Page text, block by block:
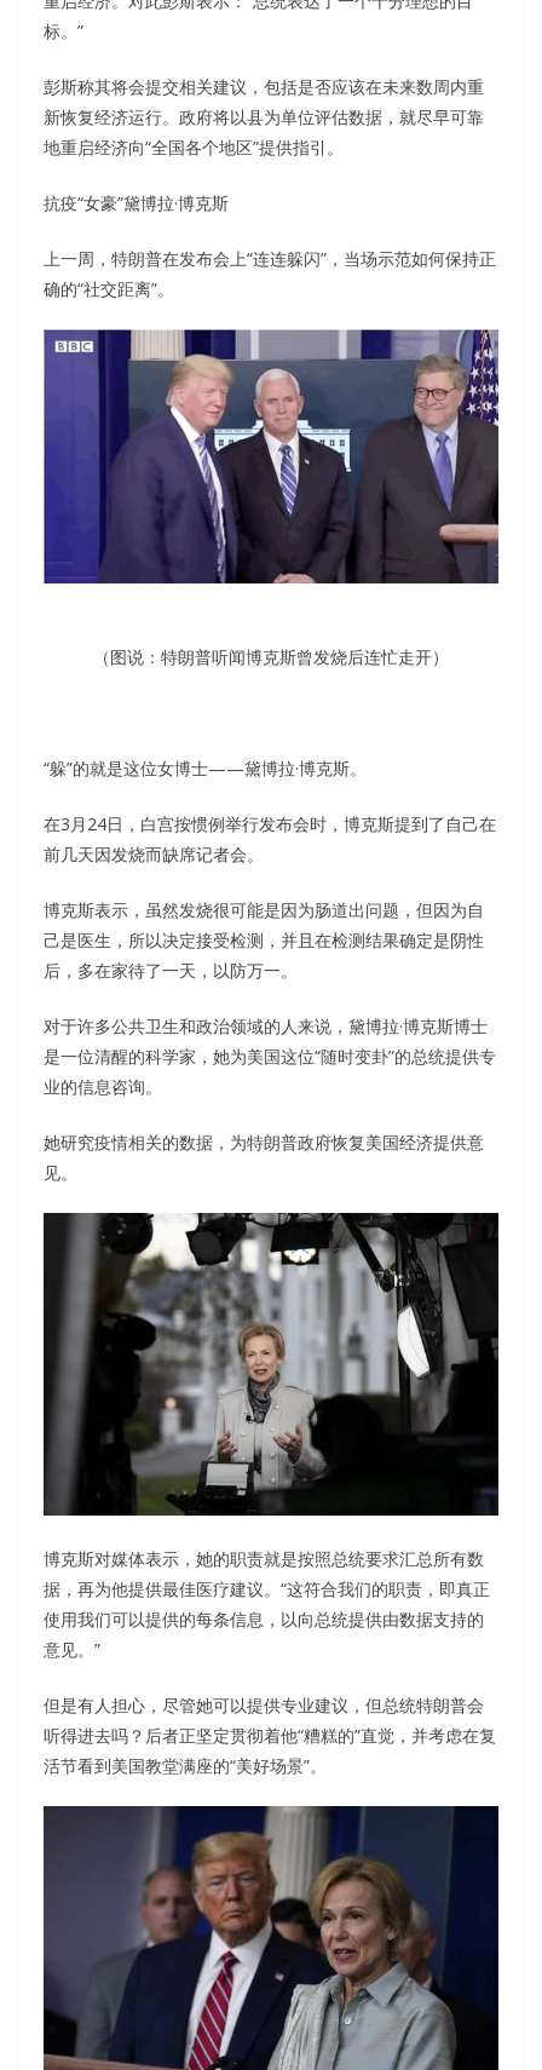
标。”
彭斯称其将会提交相关建议，包括是否应该在未来数周内重
新恢复经济运行。政府将以县为单位评估数据，就尽早可靠
地重启经济向“全国各个地区”提供指引。
抗疫“女豪”黛博拉·博克斯
上一周，特朗普在发布会上“连连躲闪”，当场示范如何保持正
确的“社交距离”。
（图说：特朗普听闻博克斯曾发烧后连忙走开）
“躲”的就是这位女博士——黛博拉·博克斯。
在3月24日，白宫按惯例举行发布会时，博克斯提到了自己在
前几天因发烧而缺席记者会。
博克斯表示，虽然发烧很可能是因为肠道出问题，但因为自
己是医生，所以决定接受检测，并且在检测结果确定是阴性
后，多在家待了一天，以防万一。
对于许多公共卫生和政治领域的人来说，黛博拉·博克斯博士
是一位清醒的科学家，她为美国这位“随时变卦”的总统提供专
业的信息咨询。
她研究疫情相关的数据，为特朗普政府恢复美国经济提供意
见。
博克斯对媒体表示，她的职责就是按照总统要求汇总所有数
据，再为他提供最佳医疗建议。“这符合我们的职责，即真正
使用我们可以提供的每条信息，以向总统提供由数据支持的
意见。”
但是有人担心，尽管她可以提供专业建议，但总统特朗普会
听得进去吗？后者正坚定贯彻着他“糟糕的”直觉，并考虑在复
活节看到美国教堂满座的“美好场景”。